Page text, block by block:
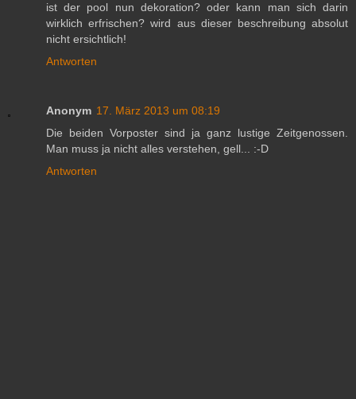
ist der pool nun dekoration? oder kann man sich darin
wirklich erfrischen? wird aus dieser beschreibung absolut
nicht ersichtlich!
Antworten
Anonym 17. März 2013 um 08:19
Die beiden Vorposter sind ja ganz lustige Zeitgenossen.
Man muss ja nicht alles verstehen, gell... :-D
Antworten